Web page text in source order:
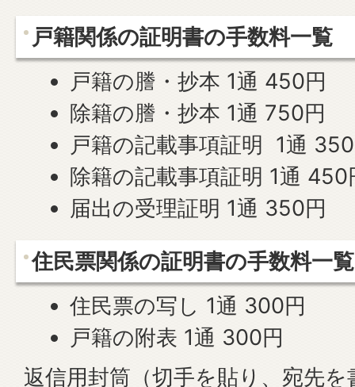
戸籍関係の証明書の手数料一覧
戸籍の謄・抄本 1通 450円
除籍の謄・抄本 1通 750円
戸籍の記載事項証明 1通
除籍の記載事項証明 1通 450
届出の受理証明 1通 350円
住民票関係の証明書の手数料一覧
住民票の写し 1通 300円
戸籍の附表 1通 300円
返信用封筒（切手を貼り、宛先